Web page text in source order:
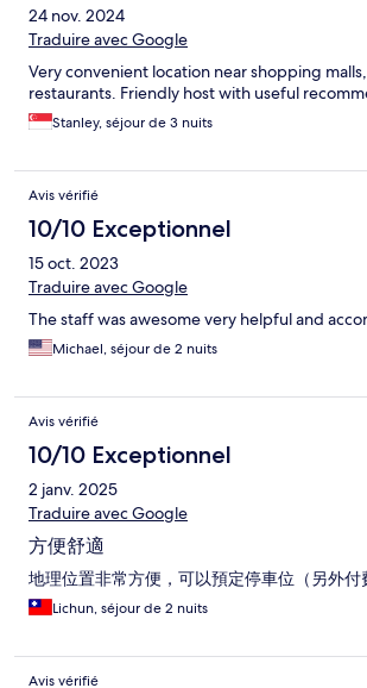
24 nov. 2024
Traduire avec Google
Very convenient location near shopping
restaurants. Friendly host with useful
Stanley, séjour de 3 nuits
Avis vérifié
10/10 Exceptionnel
15 oct. 2023
Traduire avec Google
The staff was awesome very helpful and
Michael, séjour de 2 nuits
Avis vérifié
10/10 Exceptionnel
2 janv. 2025
Traduire avec Google
方便舒適
地理位置非常方便，可以預定停車位（另外付
Lichun, séjour de 2 nuits
Avis vérifié